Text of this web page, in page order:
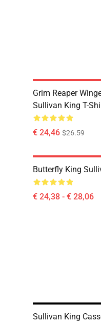
Grim Reaper
Sullivan King T-
€ 24,46 $26.59
Butterfly King
€ 24,38 - € 28,06
Sullivan King